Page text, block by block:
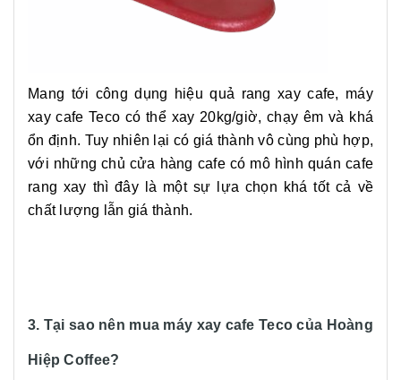
Mang tới công dụng hiệu quả rang xay cafe, máy
xay cafe Teco có thể xay 20kg/giờ, chạy êm và khá
ổn định. Tuy nhiên lại có giá thành vô cùng phù hợp,
với những chủ cửa hàng cafe có mô hình quán cafe
rang xay thì đây là một sự lựa chọn khá tốt cả về
chất lượng lẫn giá thành.
3. Tại sao nên mua máy xay cafe Teco của Hoàng
Hiệp Coffee?